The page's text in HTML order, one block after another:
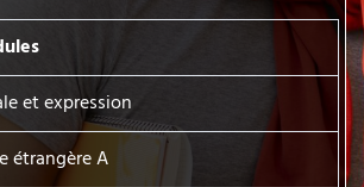
et expression
étrangère A